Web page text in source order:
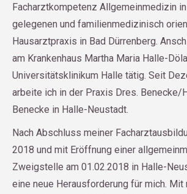
Facharztkompetenz Allgemeinmedizin
gelegenen und familienmedizinisch
Hausarztpraxis in Bad Dürrenberg.
am Krankenhaus Martha Maria Halle-
Universitätsklinikum Halle tätig. Seit
arbeite ich in der Praxis Dres. Benecke/
Benecke in Halle-Neustadt.
Nach Abschluss meiner
2018 und mit Eröffnung einer
Zweigstelle am 01.02.2018 in Halle-
eine neue Herausforderung für mich. Mit